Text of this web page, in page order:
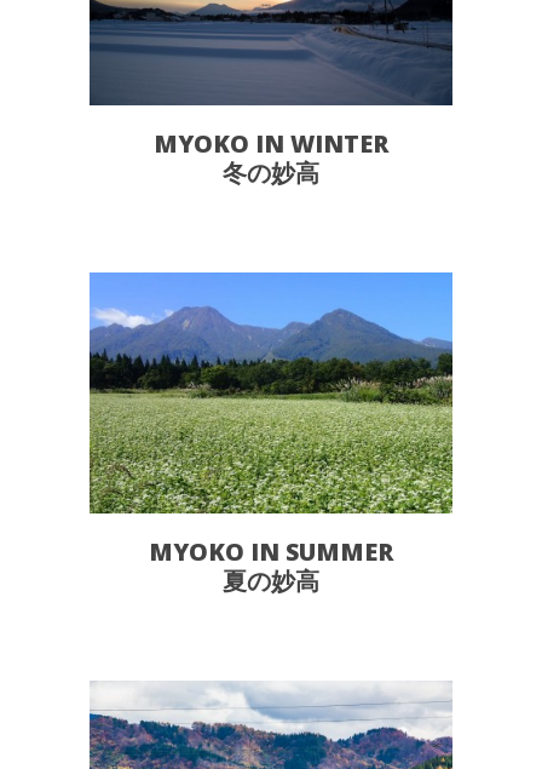
MYOKO IN WINTER
冬の妙高
MYOKO IN SUMMER
夏の妙高